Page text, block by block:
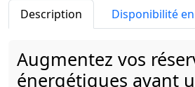
Description Disponibilité
Augmentez vos
énergétiques avant